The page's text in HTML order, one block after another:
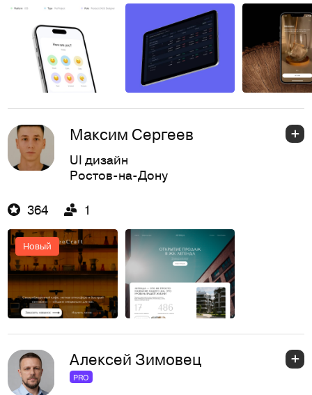
Максим Сергеев
UI дизайн
Ростов-на-Дону
364 1
Новый
Алексей Зимовец
PRO